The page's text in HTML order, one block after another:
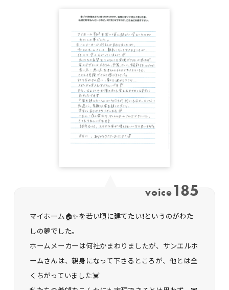
voice 185
マイホーム🏠✨を若い頃に建てたい❗というのがわた
しの夢でした。
ホームメーカーは何社かまわりましたが、サンエルホ
ームさんは、親身になって下さるところが、他とは全
くちがっていました💓